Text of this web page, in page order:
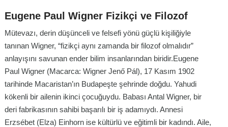
Eugene Paul Wigner Fizikçi ve Filozof
Mütevazı, derin düşünceli ve felsefi yönü güçlü kişiliğiyle
tanınan Wigner, “fizikçi aynı zamanda bir filozof olmalıdır”
anlayışını savunan ender bilim insanlarından biridir.Eugene
Paul Wigner (Macarca: Wigner Jenő Pál), 17 Kasım 1902
tarihinde Macaristan’ın Budapeşte şehrinde doğdu. Yahudi
kökenli bir ailenin ikinci çocuğuydu. Babası Antal Wigner, bir
deri fabrikasının sahibi başarılı bir iş adamıydı. Annesi
Erzsébet (Elza) Einhorn ise kültürlü ve eğitimli bir kadındı. Aile,